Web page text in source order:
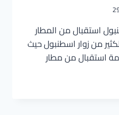
استقبال من المطار
من زوار اسطنبول حيث
استقبال من مطار